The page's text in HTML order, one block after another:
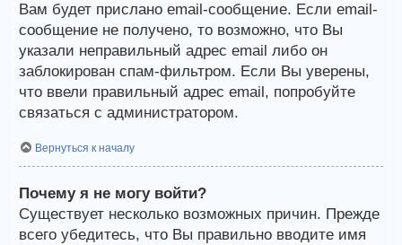
Вам будет прислано email-сообщение. Если email-
сообщение не получено, то возможно, что Вы
указали неправильный адрес email либо он
заблокирован спам-фильтром. Если Вы уверены,
что ввели правильный адрес email, попробуйте
связаться с администратором.
Вернуться к началу
Почему я не могу войти?
Существует несколько возможных причин. Прежде
всего убедитесь, что Вы правильно вводите имя